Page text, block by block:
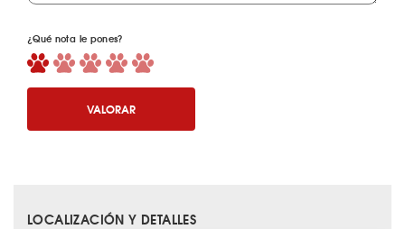
¿Qué nota le pones?
VALORAR
LOCALIZACIÓN Y DETALLES